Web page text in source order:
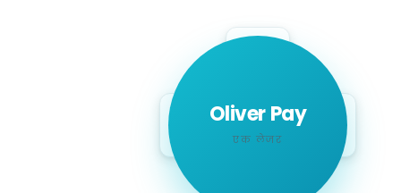
Oliver Pay
एक लेजर